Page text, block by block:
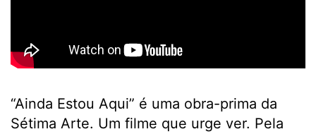
“Ainda Estou Aqui” é uma obra-prima da
Sétima Arte. Um filme que urge ver. Pela